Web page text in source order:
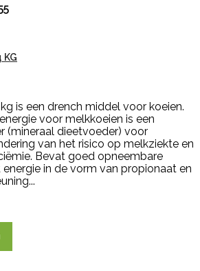
KG
is een drench middel voor koeien.
voor melkkoeien is een
(mineraal dieetvoeder) voor
van het risico op melkziekte en
Bevat goed opneembare
in de vorm van propionaat en